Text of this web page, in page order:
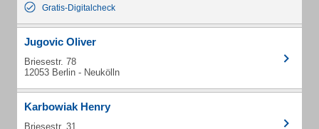
Gratis-Digitalcheck
Jugovic Oliver
Briesestr. 78
12053 Berlin - Neukölln
Karbowiak Henry
Briesestr. 31